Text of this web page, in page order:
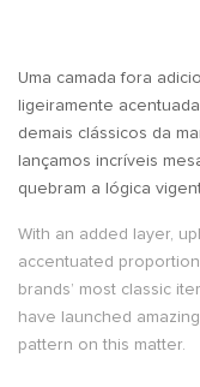
Uma camada fora
ligeiramente
demais clássicos da
lançamos incríveis
quebram a lógica
With an added layer,
accentuated
brands’ most classic
have launched
pattern on this matter.